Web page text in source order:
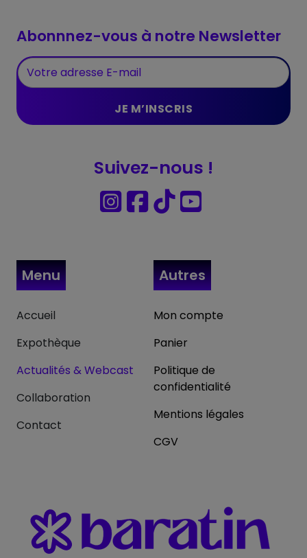
Abonnnez-vous à notre Newsletter
Suivez-nous !
Menu
Accueil
Expothèque
Actualités & Webcast
Collaboration
Contact
Autres
Mon compte
Panier
Politique de
confidentialité
Mentions légales
CGV